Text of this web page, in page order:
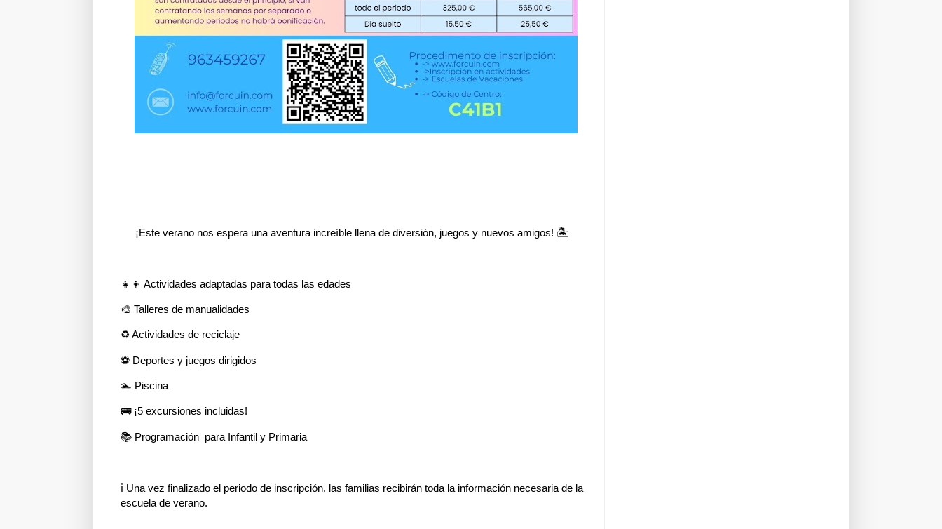
¡Este verano nos espera una aventura increíble llena de diversión, juegos y nuevos amigos! 🏝️
👧👦 Actividades adaptadas para todas las edades
🎨 Talleres de manualidades
♻️ Actividades de reciclaje
⚽ Deportes y juegos dirigidos
🏊 Piscina
🚌 ¡5 excursiones incluidas!
📚 Programación para Infantil y Primaria
ℹ️ Una vez finalizado el periodo de inscripción, las familias recibirán toda la información necesaria de la
escuela de verano.